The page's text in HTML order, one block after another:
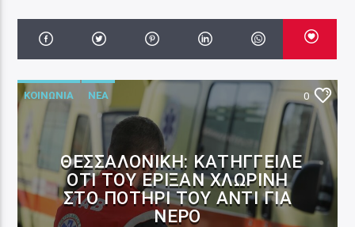
ΚΟΙΝΩΝΙΑ ΝΕΑ 0
ΘΕΣΣΑΛΟΝΊΚΗ: ΚΑΤΉΓΓΕΙΛΕ
ΌΤΙ ΤΟΥ ΈΡΙΞΑΝ ΧΛΩΡΊΝΗ
ΣΤΟ ΠΟΤΉΡΙ ΤΟΥ ΑΝΤΊ ΓΙΑ
ΝΕΡΌ